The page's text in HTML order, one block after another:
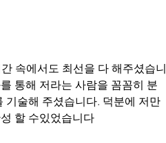
속에서도 최선을 다 해주셨습니
통해 저라는 사람을 꼼꼼히 분
기술해 주셨습니다. 덕분에 저만
할 수있었습니다